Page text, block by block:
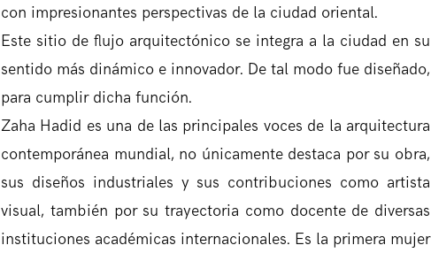
con impresionantes perspectivas de la ciudad oriental.
Este sitio de flujo arquitectónico se integra a la ciudad en su
sentido más dinámico e innovador. De tal modo fue diseñado,
para cumplir dicha función.
Zaha Hadid es una de las principales voces de la arquitectura
contemporánea mundial, no únicamente destaca por su obra,
sus diseños industriales y sus contribuciones como artista
visual, también por su trayectoria como docente de diversas
instituciones académicas internacionales. Es la primera mujer